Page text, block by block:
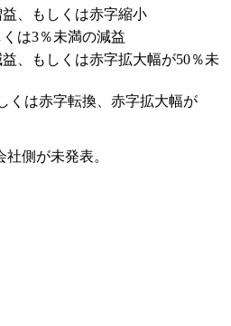
、もしくは赤字縮小
は3％未満の減益
、もしくは赤字拡大幅が50％未
くは赤字転換、赤字拡大幅が
側が未発表。